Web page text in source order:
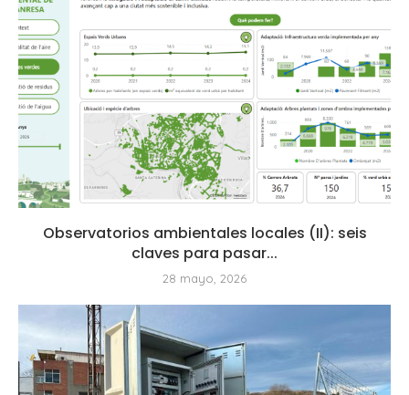
Observatorios ambientales locales (II): seis
claves para pasar...
28 mayo, 2026